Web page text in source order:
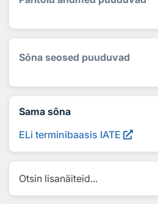
Sõna seosed puuduvad
Sama sõna
ELi terminibaasis IATE
Otsin lisanäiteid...